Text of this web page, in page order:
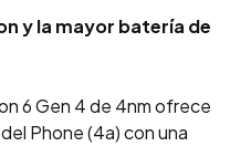
y la mayor batería de
6 Gen 4 de 4nm ofrece
Phone (4a) con una